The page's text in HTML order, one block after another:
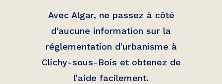
Avec Algar, ne passez à côté
d'aucune information sur la
réglementation d'urbanisme à
Clichy-sous-Bois et obtenez de
l'aide facilement.